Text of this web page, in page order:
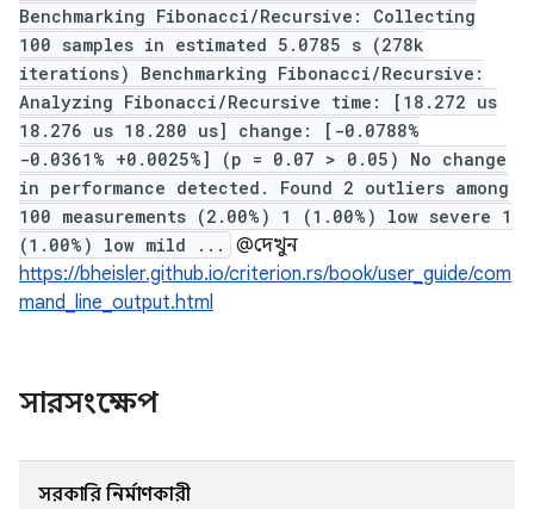
Benchmarking Fibonacci/Recursive: Collecting
100 samples in estimated 5.0785 s (278k
iterations) Benchmarking Fibonacci/Recursive:
Analyzing Fibonacci/Recursive time: [18.272 us
18.276 us 18.280 us] change: [-0.0788%
-0.0361% +0.0025%] (p = 0.07 > 0.05) No change
in performance detected. Found 2 outliers among
100 measurements (2.00%) 1 (1.00%) low severe 1
(1.00%) low mild ...
@দেখুন
https://bheisler.github.io/criterion.rs/book/user_guide/com
mand_line_output.html
সারসংক্ষেপ
সরকারি নির্মাণকারী